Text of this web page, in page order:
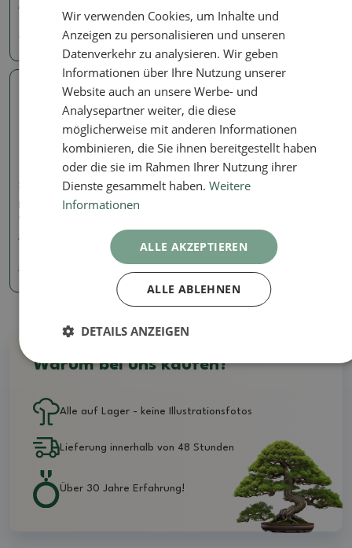
Artikelnummer:
40.51 € 36.79 €
Echtes Foto
Signierte (markierte) Schalen
Bonsaischale 21 x 21 x 9
cm, Farbe blau
Artikelnummer: 1167-CH-2022-37
36.79
Warum bei uns kaufen?
Alle auf Lager - keine Illustrationsfotos
Lieferung innerhalb von 48 Stunden
Über 30 Jahre Erfahrung!
Wir verwenden Cookies, um Inhalte und
Anzeigen zu personalisieren und unseren
Datenverkehr zu analysieren. Wir geben
Informationen über Ihre Nutzung unserer
Website auch an unsere Werbe- und
Analysepartner weiter, die diese
möglicherweise mit anderen Informationen
kombinieren, die Sie ihnen bereitgestellt haben
oder die sie im Rahmen Ihrer Nutzung ihrer
Dienste gesammelt haben.Weitere
Informationen
ALLE AKZEPTIEREN
ALLE ABLEHNEN
DETAILS ANZEIGEN